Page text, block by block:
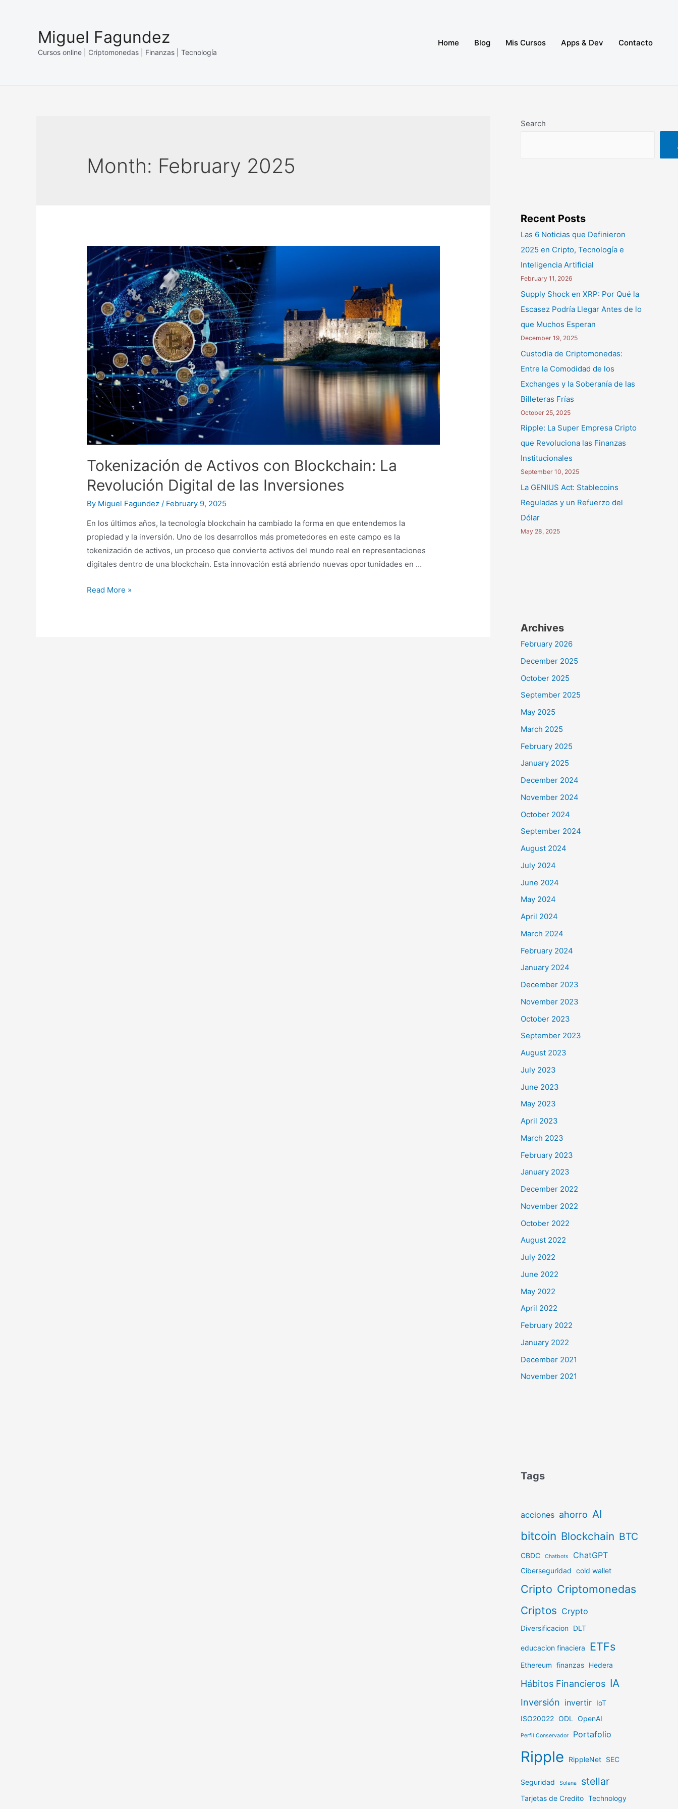
Miguel Fagundez
Cursos online | Criptomonedas | Finanzas | Tecnología
Home Blog Mis Cursos Apps & Dev Contacto
Month: February 2025
Tokenización de Activos con Blockchain: La
Revolución Digital de las Inversiones
By Miguel Fagundez / February 9, 2025
En los últimos años, la tecnología blockchain ha cambiado la forma en que entendemos la
propiedad y la inversión. Uno de los desarrollos más prometedores en este campo es la
tokenización de activos, un proceso que convierte activos del mundo real en representaciones
digitales dentro de una blockchain. Esta innovación está abriendo nuevas oportunidades en …
Tokenización
Read More »
Search
Recent Posts
Las 6 Noticias que Definieron
2025 en Cripto, Tecnología e
Inteligencia Artificial
February 11, 2026
Supply Shock en XRP: Por Qué la
Escasez Podría Llegar Antes de lo
que Muchos Esperan
December 19, 2025
Custodia de Criptomonedas:
Entre la Comodidad de los
Exchanges y la Soberanía de las
Billeteras Frías
October 25, 2025
Ripple: La Super Empresa Cripto
que Revoluciona las Finanzas
Institucionales
September 10, 2025
La GENIUS Act: Stablecoins
Reguladas y un Refuerzo del
Dólar
May 28, 2025
Archives
February 2026
December 2025
October 2025
September 2025
May 2025
March 2025
February 2025
January 2025
December 2024
November 2024
October 2024
September 2024
August 2024
July 2024
June 2024
May 2024
April 2024
March 2024
February 2024
January 2024
December 2023
November 2023
October 2023
September 2023
August 2023
July 2023
June 2023
May 2023
April 2023
March 2023
February 2023
January 2023
December 2022
November 2022
October 2022
August 2022
July 2022
June 2022
May 2022
April 2022
February 2022
January 2022
December 2021
November 2021
Tags
acciones ahorro AI
bitcoin Blockchain BTC
CBDC Chatbots ChatGPT
Ciberseguridad cold wallet
Cripto Criptomonedas
Criptos Crypto
Diversificacion DLT
educacion finaciera ETFs
Ethereum finanzas Hedera
Hábitos Financieros IA
Inversión invertir IoT
ISO20022 ODL OpenAI
Perfil Conservador Portafolio
Ripple RippleNet SEC
Seguridad Solana stellar
Tarjetas de Credito Technology